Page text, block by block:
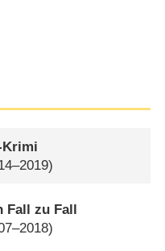
Krimi
Fall zu Fall